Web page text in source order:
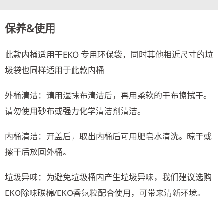
保养&使用
此款内桶适用于EKO 专用环保袋，同时其他相近尺寸的垃
圾袋也同样适用于此款内桶
外桶清洁：请用湿抹布清洁后，再用柔软的干布擦拭干。
请勿使用砂布或强力化学清洁剂清洁。
内桶清洁：开盖后，取出内桶后可用肥皂水清洗。晾干或
擦干后放回外桶。
垃圾异味：为避免垃圾桶内产生垃圾异味，我们建议选购
EKO除味碳棉/EKO香氛粒配合使用，可带来清新环境。